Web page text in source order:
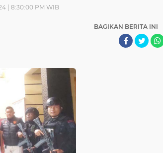
| 8:30:00 PM WIB
BAGIKAN BERITA INI